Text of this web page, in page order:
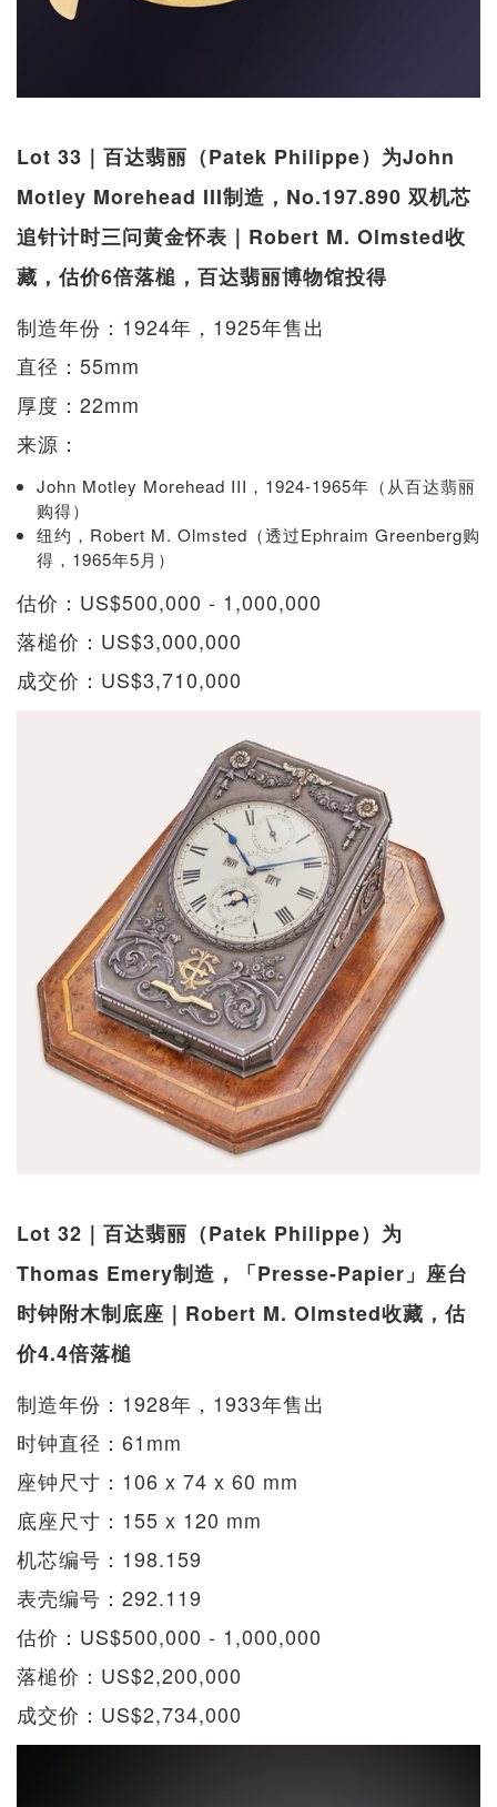
Lot 33｜百达翡丽（Patek Philippe）为John
Motley Morehead III制造，No.197.890 双机芯
追针计时三问黄金怀表｜Robert M. Olmsted收
藏，估价6倍落槌，百达翡丽博物馆投得
制造年份：1924年，1925年售出
直径：55mm
厚度：22mm
来源：
John Motley Morehead III，1924-1965年（从百达翡丽
购得）
纽约，Robert M. Olmsted（透过Ephraim Greenberg购
得，1965年5月）
估价：US$500,000 - 1,000,000
落槌价：US$3,000,000
成交价：US$3,710,000
Lot 32｜百达翡丽（Patek Philippe）为
Thomas Emery制造，「Presse-Papier」座台
时钟附木制底座｜Robert M. Olmsted收藏，估
价4.4倍落槌
制造年份：1928年，1933年售出
时钟直径：61mm
座钟尺寸：106 x 74 x 60 mm
底座尺寸：155 x 120 mm
机芯编号：198.159
表壳编号：292.119
估价：US$500,000 - 1,000,000
落槌价：US$2,200,000
成交价：US$2,734,000